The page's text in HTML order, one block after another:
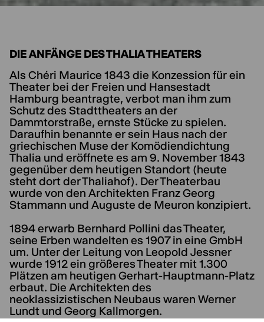
DIE ANFÄNGE DES THALIA THEATERS
Als Chéri Maurice 1843 die Konzession für ein
Theater bei der Freien und Hansestadt
Hamburg beantragte, verbot man ihm zum
Schutz des Stadttheaters an der
Dammtorstraße, ernste Stücke zu spielen.
Daraufhin benannte er sein Haus nach der
griechischen Muse der Komödiendichtung
Thalia und eröffnete es am 9. November 1843
gegenüber dem heutigen Standort (heute
steht dort der Thaliahof). Der Theaterbau
wurde von den Architekten Franz Georg
Stammann und Auguste de Meuron konzipiert.
1894 erwarb Bernhard Pollini das Theater,
seine Erben wandelten es 1907 in eine GmbH
um. Unter der Leitung von Leopold Jessner
wurde 1912 ein größeres Theater mit 1.300
Plätzen am heutigen Gerhart-Hauptmann-Platz
erbaut. Die Architekten des
neoklassizistischen Neubaus waren Werner
Lundt und Georg Kallmorgen.